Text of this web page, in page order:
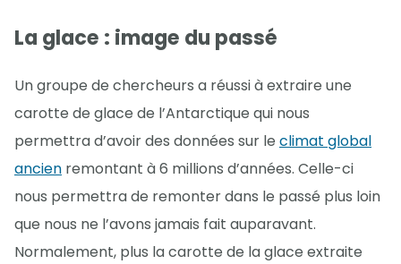
La glace : image du passé
Un groupe de chercheurs a réussi à extraire une
carotte de glace de l’Antarctique qui nous
permettra d’avoir des données sur le climat global
ancien remontant à 6 millions d’années. Celle-ci
nous permettra de remonter dans le passé plus loin
que nous ne l’avons jamais fait auparavant.
Normalement, plus la carotte de la glace extraite